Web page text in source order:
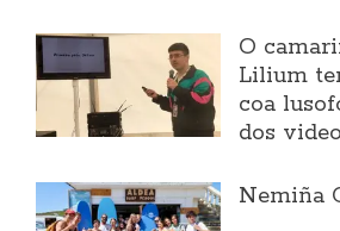
O
Lilium
coa
dos
Nemiña